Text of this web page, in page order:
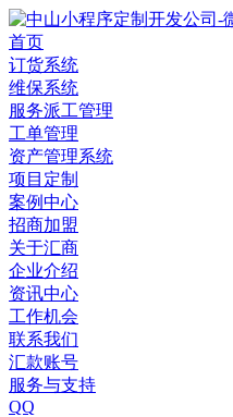
首页
订货系统
维保系统
服务派工管理
工单管理
资产管理系统
项目定制
案例中心
招商加盟
关于汇商
企业介绍
资讯中心
工作机会
联系我们
汇款账号
服务与支持
QQ